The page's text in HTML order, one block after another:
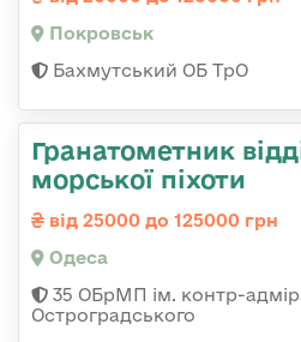
Покровськ
Бахмутський ОБ ТрО
Гранатометник
морської піхоти
від 25000 до 125000 грн
Одеса
35 ОБрМП ім. контр-
Остроградського